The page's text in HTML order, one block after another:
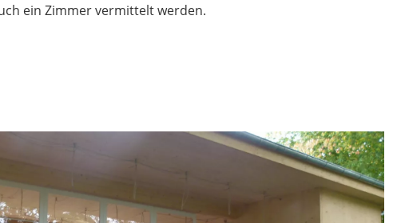
ein Zimmer vermittelt werden.